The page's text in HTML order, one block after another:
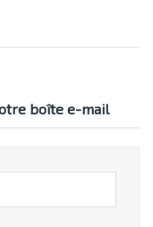
boîte e-mail